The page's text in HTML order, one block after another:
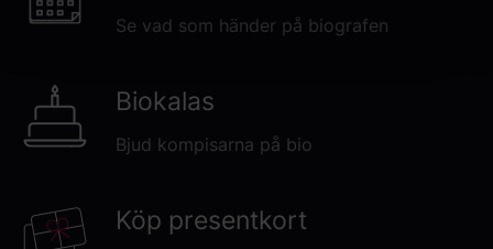
Se vad som händer på biografen
Biokalas
Bjud kompisarna på bio
Köp presentkort